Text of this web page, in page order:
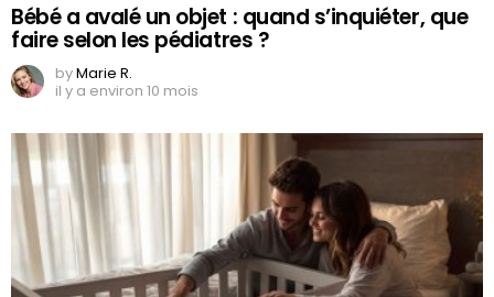
Bébé a avalé un objet : quand s’inquiéter, que
faire selon les pédiatres ?
byMarie R.
il y a environ 10 mois